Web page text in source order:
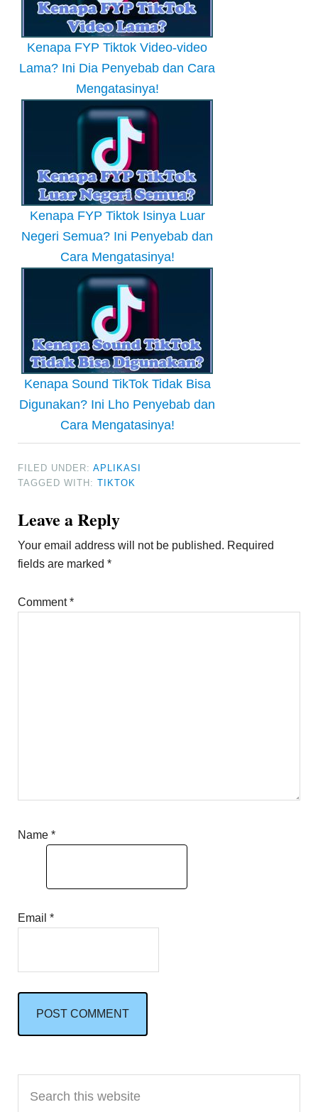
Kenapa FYP Tiktok Video-video
Lama? Ini Dia Penyebab dan Cara
Mengatasinya!
Kenapa FYP Tiktok Isinya Luar
Negeri Semua? Ini Penyebab dan
Cara Mengatasinya!
Kenapa Sound TikTok Tidak Bisa
Digunakan? Ini Lho Penyebab dan
Cara Mengatasinya!
FILED UNDER:APLIKASI
TAGGED WITH:TIKTOK
Reader
Interactions
Leave a Reply
Your email address will not be published. Required
fields are marked*
Comment*
Name*
Email*
Primary
this